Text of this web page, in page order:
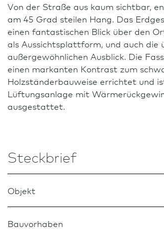
Von der Straße aus kaum sichtbar,
am 45 Grad steilen Hang. Das
einen fantastischen Blick über den
als Aussichtsplattform, und auch die
außergewöhnlichen Ausblick. Die
einen markanten Kontrast zum
Holzständerbauweise errichtet und
Lüftungsanlage mit
ausgestattet.
Steckbrief
Objekt
Bauvorhaben